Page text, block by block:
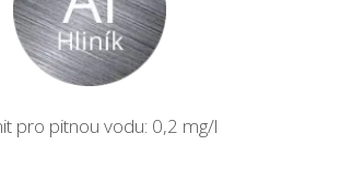
pro pitnou vodu: 0,2 mg/l